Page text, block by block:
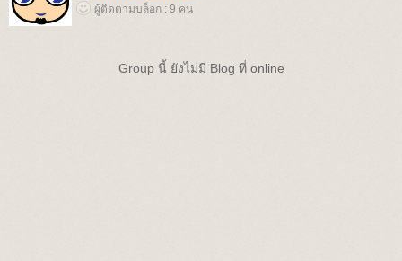
ผู้ติดตามบล็อก : 9 คน
Group นี้ ยังไม่มี Blog ที่ online